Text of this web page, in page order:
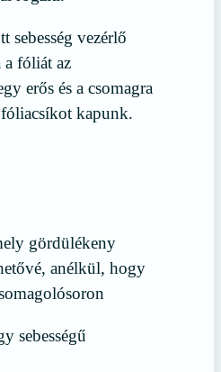
sebesség vezérlő
a fóliát az
erős és a csomagra
kapunk.
gördülékeny
anélkül, hogy
sebességű